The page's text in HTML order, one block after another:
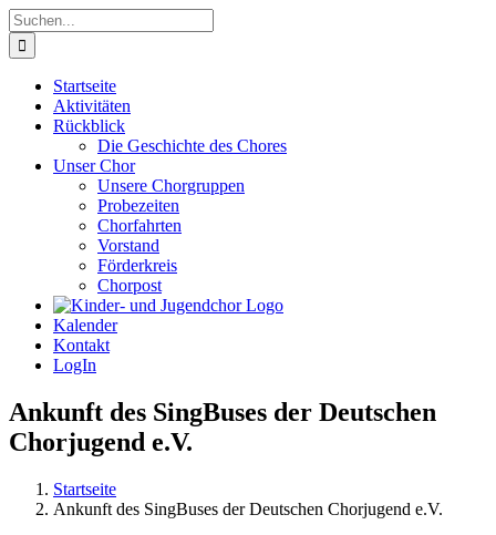
Zum
Inhalt
springen
Suche
nach:
Startseite
Aktivitäten
Rückblick
Die Geschichte des Chores
Unser Chor
Unsere Chorgruppen
Probezeiten
Chorfahrten
Vorstand
Förderkreis
Chorpost
Kalender
Kontakt
LogIn
Ankunft des SingBuses der Deutschen
Chorjugend e.V.
Startseite
Ankunft des SingBuses der Deutschen Chorjugend e.V.